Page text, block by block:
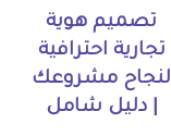
تصميم هوية
تجارية احترافية
لنجاح مشروعك
| دليل شامل